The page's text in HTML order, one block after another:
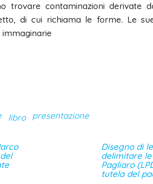
trovare contaminazioni derivate
di cui richiama le forme. Le
libro presentazione
Disegno di
delimitare
Pagliaro
tutela del